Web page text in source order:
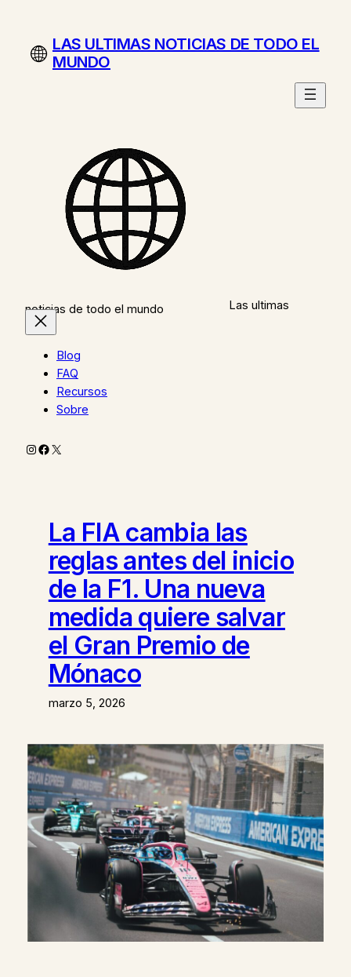
contenidoLAS ULTIMAS NOTICIAS DE TODO EL
MUNDO
Las ultimas
noticias de todo el mundo
Blog
FAQ
Recursos
Sobre
Instagram
Facebook
X
La FIA cambia las
reglas antes del inicio
de la F1. Una nueva
medida quiere salvar
el Gran Premio de
Mónaco
marzo 5, 2026